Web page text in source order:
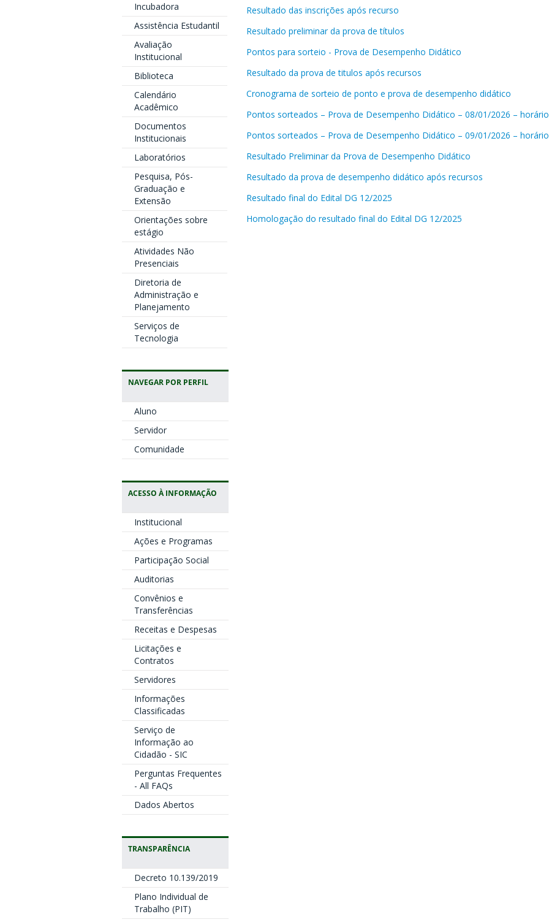
Incubadora
Assistência Estudantil
Avaliação
Institucional
Biblioteca
Calendário
Acadêmico
Documentos
Institucionais
Laboratórios
Pesquisa, Pós-
Graduação e
Extensão
Orientações sobre
estágio
Atividades Não
Presenciais
Diretoria de
Administração e
Planejamento
Serviços de
Tecnologia
NAVEGAR POR PERFIL
Aluno
Servidor
Comunidade
ACESSO À INFORMAÇÃO
Institucional
Ações e Programas
Participação Social
Auditorias
Convênios e
Transferências
Receitas e Despesas
Licitações e
Contratos
Servidores
Informações
Classificadas
Serviço de
Informação ao
Cidadão - SIC
Perguntas Frequentes
- All FAQs
Dados Abertos
TRANSPARÊNCIA
Decreto 10.139/2019
Plano Individual de
Trabalho (PIT)
Resultado das inscrições após recurso
Resultado preliminar da prova de títulos
Pontos para sorteio - Prova de Desempenho Didático
Resultado da prova de titulos após recursos
Cronograma de sorteio de ponto e prova de desempenho didático
Pontos sorteados – Prova de Desempenho Didático – 08/01/2026 –
Pontos sorteados – Prova de Desempenho Didático – 09/01/2026 –
Resultado Preliminar da Prova de Desempenho Didático
Resultado da prova de desempenho didático após recursos
Resultado final do Edital DG 12/2025
Homologação do resultado final do Edital DG 12/2025